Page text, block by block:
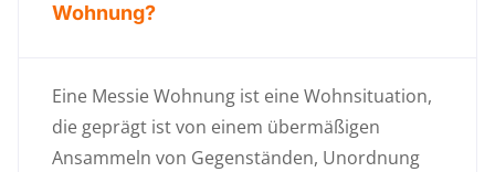
Wohnung?
Eine Messie Wohnung ist eine Wohnsituation,
die geprägt ist von einem übermäßigen
Ansammeln von Gegenständen, Unordnung